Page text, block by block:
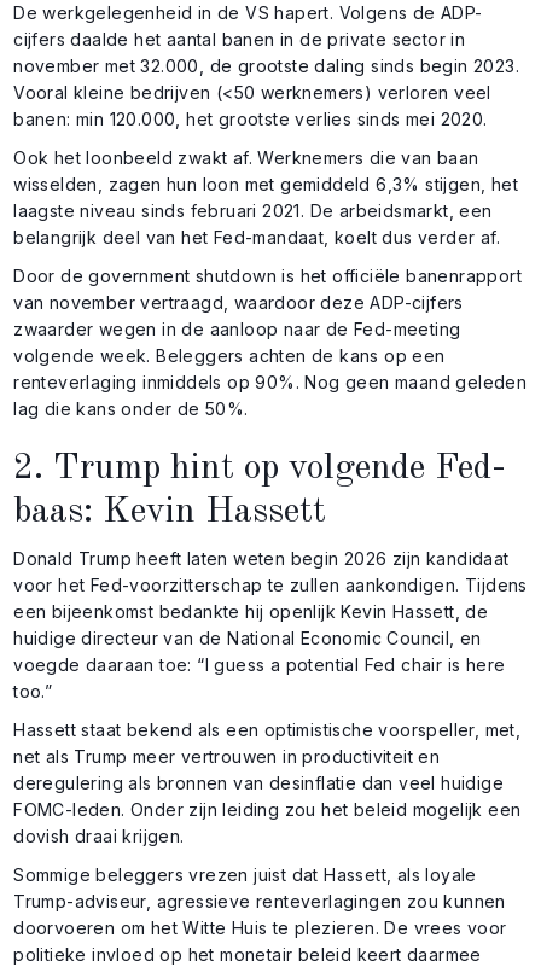
De werkgelegenheid in de VS hapert. Volgens de ADP-
cijfers daalde het aantal banen in de private sector in
november met 32.000, de grootste daling sinds begin 2023.
Vooral kleine bedrijven (<50 werknemers) verloren veel
banen: min 120.000, het grootste verlies sinds mei 2020.
Ook het loonbeeld zwakt af. Werknemers die van baan
wisselden, zagen hun loon met gemiddeld 6,3% stijgen, het
laagste niveau sinds februari 2021. De arbeidsmarkt, een
belangrijk deel van het Fed-mandaat, koelt dus verder af.
Door de government shutdown is het officiële banenrapport
van november vertraagd, waardoor deze ADP-cijfers
zwaarder wegen in de aanloop naar de Fed-meeting
volgende week. Beleggers achten de kans op een
renteverlaging inmiddels op 90%. Nog geen maand geleden
lag die kans onder de 50%.
2. Trump hint op volgende Fed-
baas: Kevin Hassett
Donald Trump heeft laten weten begin 2026 zijn kandidaat
voor het Fed-voorzitterschap te zullen aankondigen. Tijdens
een bijeenkomst bedankte hij openlijk Kevin Hassett, de
huidige directeur van de National Economic Council, en
voegde daaraan toe: “I guess a potential Fed chair is here
too.”
Hassett staat bekend als een optimistische voorspeller, met,
net als Trump meer vertrouwen in productiviteit en
deregulering als bronnen van desinflatie dan veel huidige
FOMC-leden. Onder zijn leiding zou het beleid mogelijk een
dovish draai krijgen.
Sommige beleggers vrezen juist dat Hassett, als loyale
Trump-adviseur, agressieve renteverlagingen zou kunnen
doorvoeren om het Witte Huis te plezieren. De vrees voor
politieke invloed op het monetair beleid keert daarmee